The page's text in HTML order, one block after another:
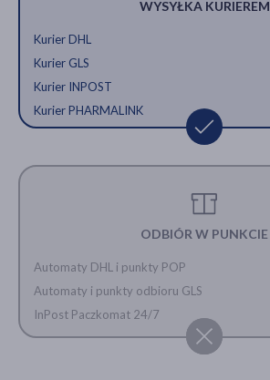
WYSYŁKA KURIEREM
Kurier DHL
Kurier GLS
Kurier INPOST
Kurier PHARMALINK
ODBIÓR W PUNKCIE
Automaty DHL i punkty POP
Automaty i punkty odbioru GLS
InPost Paczkomat 24/7